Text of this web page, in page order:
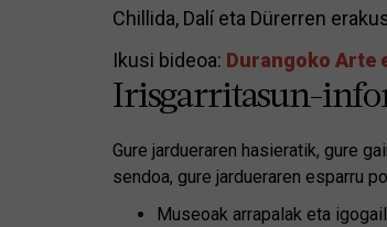
Chillida, Dalí eta Dürerren
Ikusi bideoa: Durangoko Arte
Irisgarritasun-
Gure jardueraren hasieratik, gure
sendoa, gure jardueraren esparru
Museoak arrapalak eta